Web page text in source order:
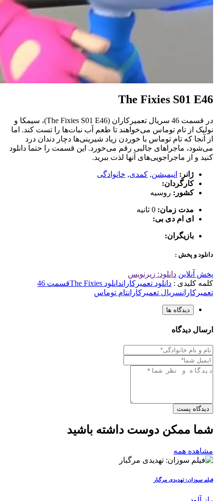
The Fixies S01 E46
در قسمت 46 سریال تعمیرکاران (The Fixies S01 E46)، سیمکا و
نولیک از تام توماس می‌خواهند تا طعم آب نبات‌ها را تست کند. اما
از آنجا که تام توماس با خوردن زیاد شیرینی‌ها دچار دندان درد
می‌شود، ماجراهای جالبی رقم می‌خورد. این قسمت را حتما دانلود
کنید و از ماجراجویی‌های آنها لذت ببرید.
ژانر: انیمیشن, کمدی, خانوادگی
کارگردان:
کشور: روسیه
مدت زمان: 0 ثانیه
ای ام دی بی:
بازیگران:
دانلود و پخش :
پخش آنلاین دانلود: زیرنویس
کلمه کلیدی : دانلود تعمیرکاراندانلود The Fixies
قسمت 46
تعمیرکارانسریال تعمیرکارانتام توماس
دیدگاه ها
ارسال دیدگاه
دیدگاه پست
شما ممکن دوست داشته باشید
مشاهده همه
فیلم سوزان: تهدیدی مرگبار